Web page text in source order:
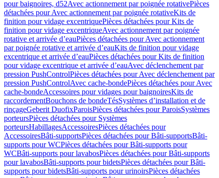
pour baignoires, d52Avec actionnement par poignée rotativePièces
détachées pour Avec actionnement par poignée rotativeKits de
finition pour vidage excentriquePièces détachées pour Kits de
finition pour vidage excentriqueAvec actionnement par poignée
rotative et arrivée d’eauPièces détachées pour Avec actionnement
par poignée rotative et arrivée d’eauKits de finition pour vidage
excentrique et arrivée d’eauPièces détachées pour Kits de finition
pour vidage excentrique et arrivée d’eauAvec déclenchement par
pression PushControlPièces détachées pour Avec déclenchement par
pression PushControlAvec cache-bondePièces détachées pour Avec
cache-bondeAccessoires pour vidages pour baignoiresKits de
raccordementBouchons de bondeTésSystèmes d’installation et de
rinçageGeberit DuofixParoisPièces détachées pour ParoisSystèmes
porteursPièces détachées pour Systèmes
porteursHabillagesAccessoiresPièces détachées pour
AccessoiresBâti-supportsPièces détachées pour Bâti-supportsBâti-
supports pour WCPièces détachées pour Bâti-supports pour
WCBâti-supports pour lavabosPièces détachées pour Bâti-supports
pour lavabosBâti-supports pour bidetsPièces détachées pour Bâti-
supports pour bidetsBâti-supports pour urinoirsPièces détachées